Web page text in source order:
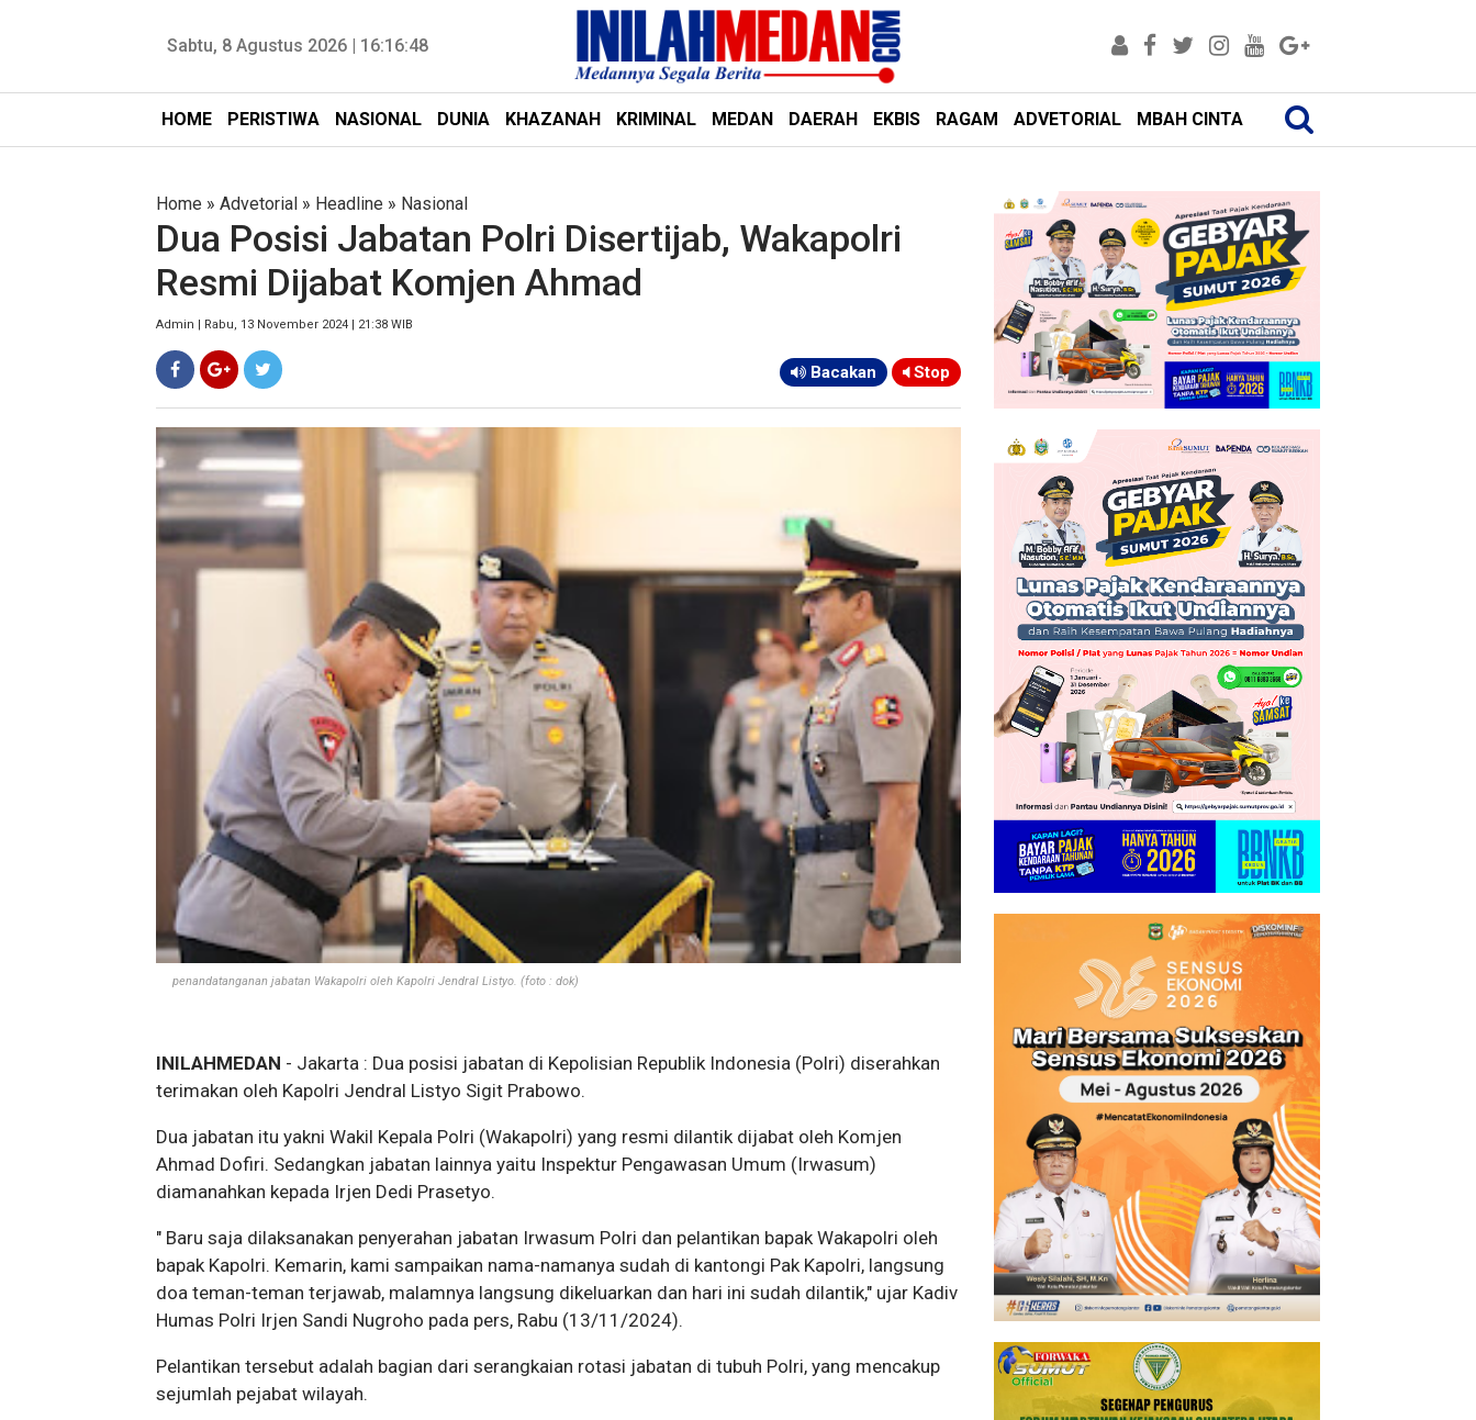
Sabtu, 8 Agustus 2026 | 16:16:49
HOME PERISTIWA NASIONAL DUNIA KHAZANAH KRIMINAL MEDAN DAERAH EKBIS RAGAM ADVETORIAL MBAH CINTA
Home » Advetorial » Headline » Nasional
Dua Posisi Jabatan Polri Disertijab, Wakapolri
Resmi Dijabat Komjen Ahmad
Admin | Rabu, 13 November 2024 | 21:38 WIB
Bacakan Stop
penandatanganan jabatan Wakapolri oleh Kapolri Jendral Listyo. (foto : dok)
INILAHMEDAN - Jakarta : Dua posisi jabatan di Kepolisian Republik Indonesia (Polri) diserahkan
terimakan oleh Kapolri Jendral Listyo Sigit Prabowo.
Dua jabatan itu yakni Wakil Kepala Polri (Wakapolri) yang resmi dilantik dijabat oleh Komjen
Ahmad Dofiri. Sedangkan jabatan lainnya yaitu Inspektur Pengawasan Umum (Irwasum)
diamanahkan kepada Irjen Dedi Prasetyo.
" Baru saja dilaksanakan penyerahan jabatan Irwasum Polri dan pelantikan bapak Wakapolri oleh
bapak Kapolri. Kemarin, kami sampaikan nama-namanya sudah di kantongi Pak Kapolri, langsung
doa teman-teman terjawab, malamnya langsung dikeluarkan dan hari ini sudah dilantik," ujar Kadiv
Humas Polri Irjen Sandi Nugroho pada pers, Rabu (13/11/2024).
Pelantikan tersebut adalah bagian dari serangkaian rotasi jabatan di tubuh Polri, yang mencakup
sejumlah pejabat wilayah.